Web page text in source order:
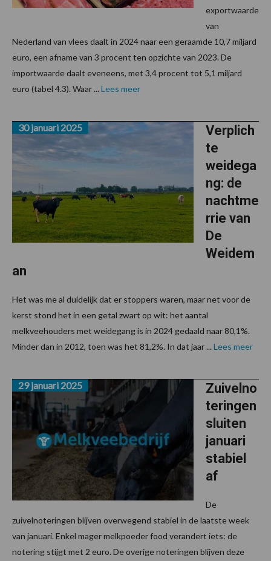
exportwaarde
van
Nederland van vlees daalt in 2024 naar een geraamde 10,7 miljard
euro, een afname van 3 procent ten opzichte van 2023. De
importwaarde daalt eveneens, met 3,4 procent tot 5,1 miljard
euro (tabel 4.3). Waar ... Lees meer
Verplich
te
weidega
ng: de
nachtme
rrie van
De
Weidem
an
30 januari 2025
Het was me al duidelijk dat er stoppers waren, maar net voor de
kerst stond het in een getal zwart op wit: het aantal
melkveehouders met weidegang is in 2024 gedaald naar 80,1%.
Minder dan in 2012, toen was het 81,2%. In dat jaar ... Lees meer
Zuivelno
teringen
sluiten
januari
stabiel
af
29 januari 2025
De
zuivelnoteringen blijven overwegend stabiel in de laatste week
van januari. Enkel mager melkpoeder food verandert iets: de
notering stijgt met 2 euro. De overige noteringen blijven deze